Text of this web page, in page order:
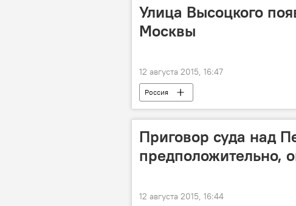
Улица Высоцкого
Москвы
12 августа 2015, 16:47
Россия
Приговор суда над
предположительно,
12 августа 2015, 16:44